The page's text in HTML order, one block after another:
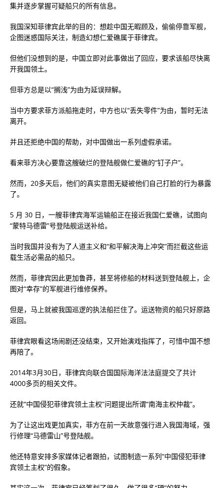
集并逐步掌握可疑船只的所有信息。
我国深知菲律宾此举的目的：想趁中国无暇顾及，偷偷停靠军舰，
企图迷惑国际关注，制造幻想仁爱礁属于菲律宾。
但他们没想到的是，中国立即对此事做出了回应，要求该船尽快离
开我国领土。
但菲方总是以“搁浅”为由为延误辩解。
当中方要求菲方派船拖走时，中方也以“丢失零件”为由，暂时无法
离开。
并且还拒绝中国的帮助，对中国做出一系列虚假承诺。
看来菲方决心要靠这艘破烂的登陆舰做仁爱礁的“钉子户”。
然而，20多天后，他们的真实意图无疑被他们自己打脸的行为暴露
了。
5 月 30 日，一艘菲律宾海军运输船正在接近我国仁爱礁，试图向
“蒙特马德雷”号登陆舰运送补给。
当时我国并没有为了人道主义和“和平解决海上冲突”而拦截这些运
载生活必需品的船只。
然而，菲律宾因此更加鲁莽，甚至将修船的材料送到登陆舰上，企
图对“幸存”的军舰进行维修保养。
但是，马上就被我国巡逻的执法船拦住了。运送物资的船只好原路
返回。
菲律宾眼看这场闹剧还没结束，又开始演戏指挥了，可惜中国不想
再陪了。
2014年3月30日，菲律宾向联合国国际海洋法法庭提交了共计
4000多页的相关文件。
还就“中国侵犯菲律宾领土主权”问题提出所谓“南海主权仲裁”。
为了让这出戏更加真实，菲方在前一天故意强行进入我国海域，强
行修理“马德雷山”号登陆舰。
他还特意安排多家媒体记者跟拍，试图制造一系列“中国侵犯菲律
宾领土主权”的假象。